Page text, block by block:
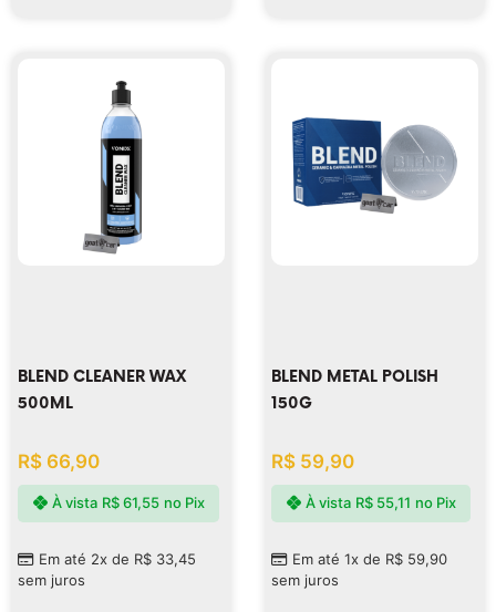
BLEND CLEANER WAX
500ML
R$ 66,90
Em até 2x de R$ 33,45
sem juros
À vista R$61,55 no Pix
BLEND METAL POLISH
150G
R$ 59,90
Em até 1x de R$ 59,90
sem juros
À vista R$55,11 no Pix